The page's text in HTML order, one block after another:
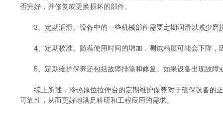
否完好，并修复或更换损坏的部件。
3、定期润滑。设备中的一些机械部件需要定期润滑以减少磨
4、定期校准。随着使用时间的增加，测试精度可能会下降，
5、定期维护保养还包括故障排除和修复。如果设备出现故障
综上所述，冷热原位拉伸台的定期维护保养对于确保设备的正
可靠性，从而更好地满足科研和工程应用的需求。